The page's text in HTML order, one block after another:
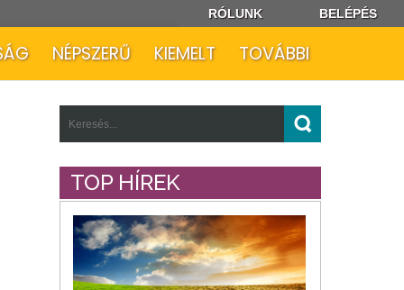
BELÉPÉS
RÓLUNK
NÉPSZERŰ KIEMELT TOVÁBBI
TOP HÍREK